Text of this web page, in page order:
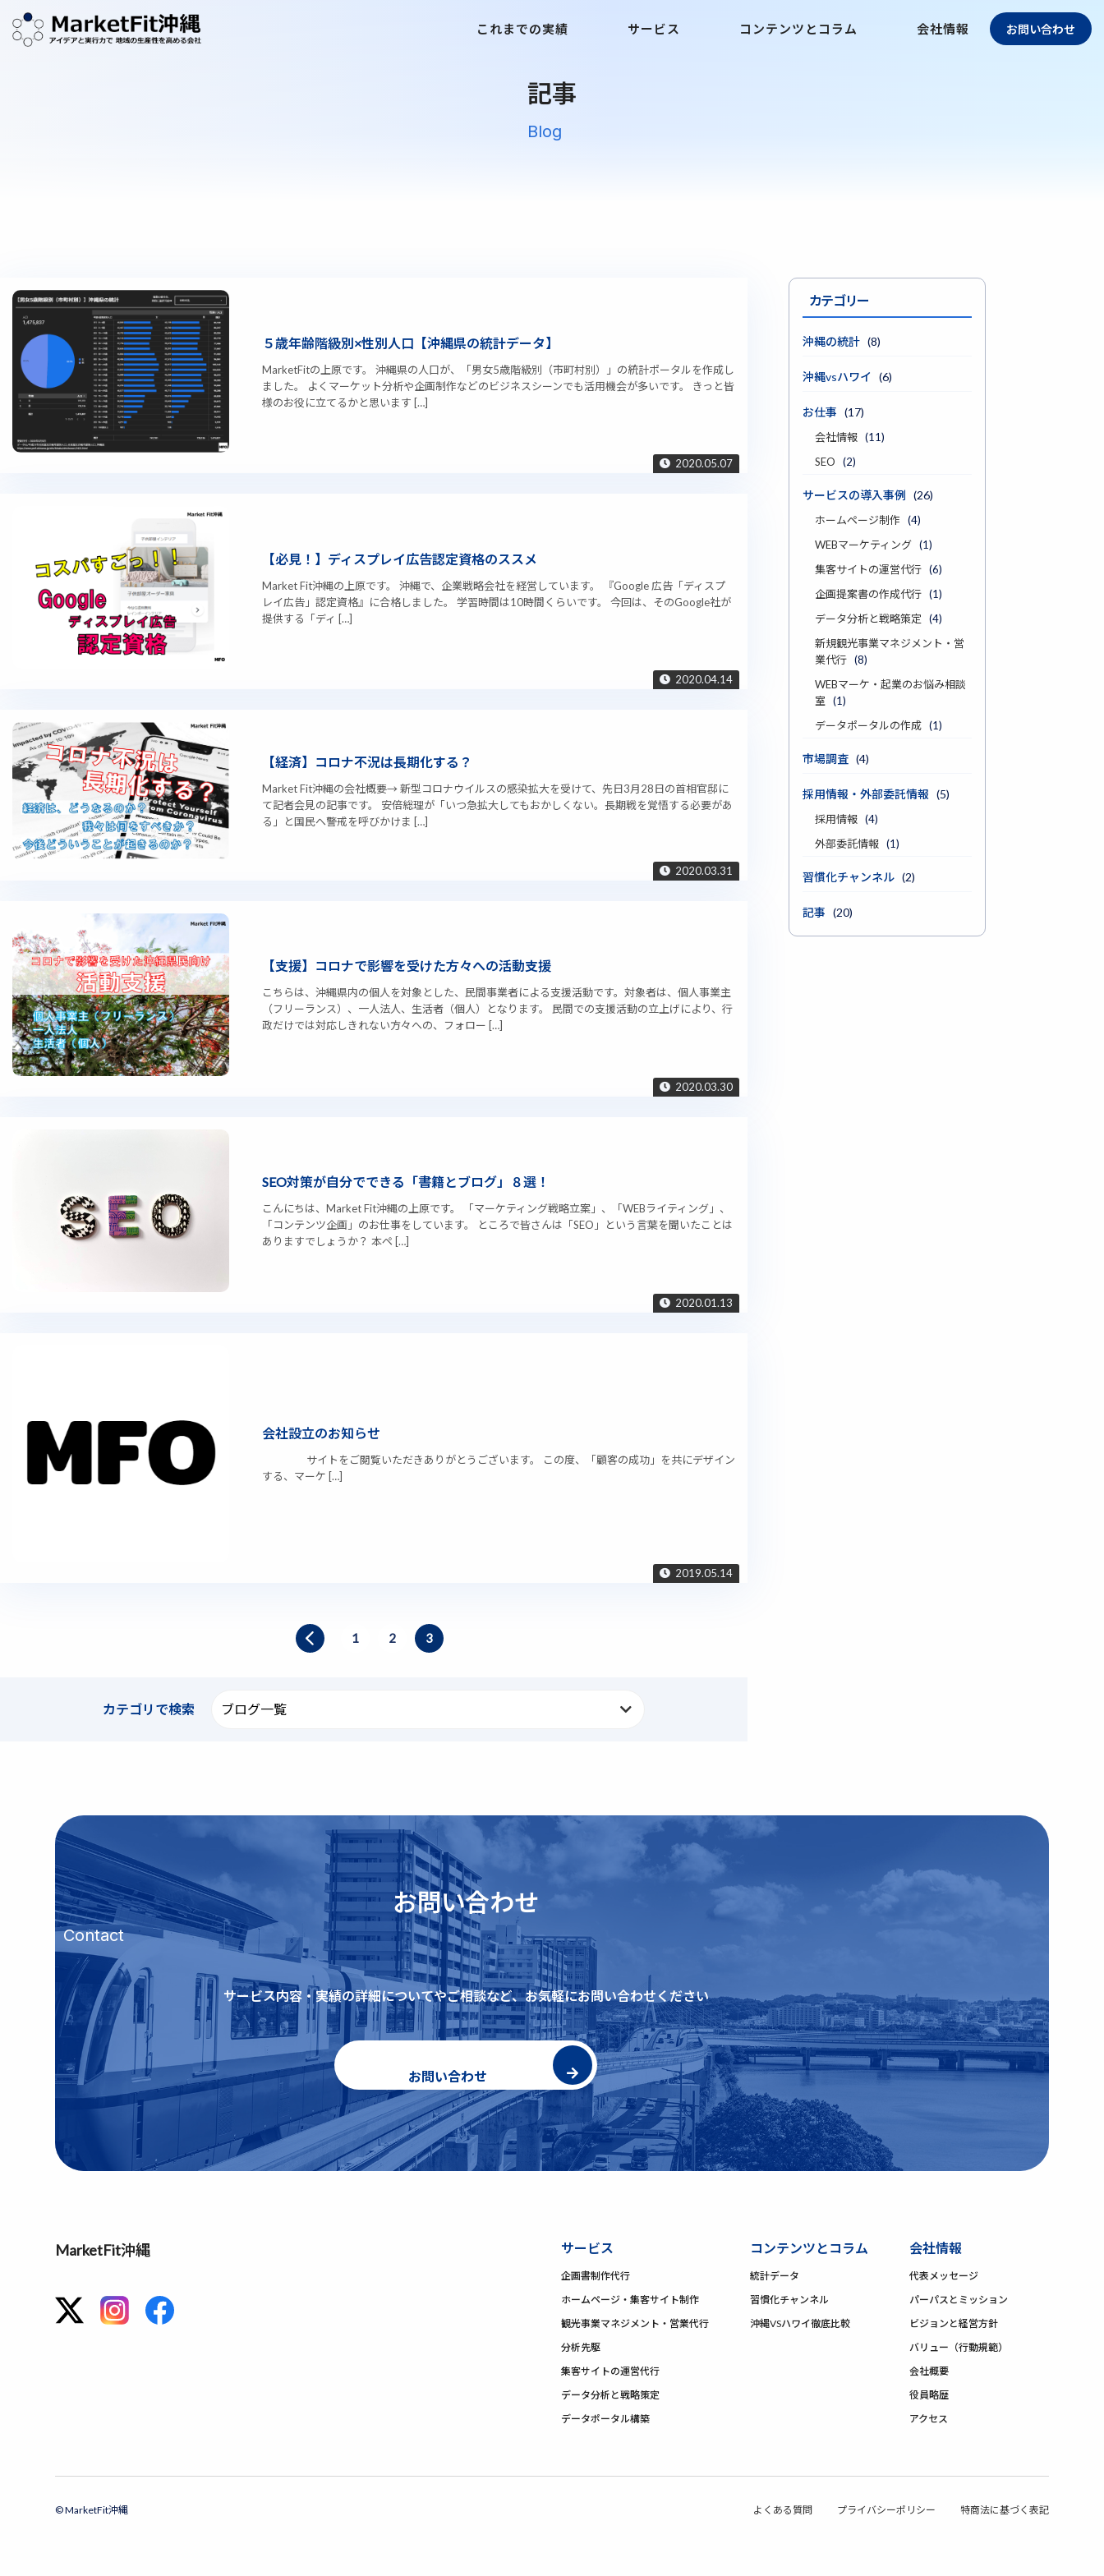
これまでの実績 サービス コンテンツとコラム 会社情報 お問い合わせ
記事
Blog
2020.05.07
５歳年齢階級別×性別人口【沖縄県の統計データ】
MarketFitの上原です。 沖縄県の人口が、「男女5歳階級別（市町村別）」の統計ポータルを作成し
ました。 よくマーケット分析や企画制作などのビジネスシーンでも活用機会が多いです。 きっと皆
様のお役に立てるかと思います […]
2020.04.14
【必見！】ディスプレイ広告認定資格のススメ
Market Fit沖縄の上原です。 沖縄で、企業戦略会社を経営しています。 『Google 広告「ディスプ
レイ広告」認定資格』に合格しました。 学習時間は10時間くらいです。 今回は、そのGoogle社が
提供する「ディ […]
2020.03.31
【経済】コロナ不況は長期化する？
Market Fit沖縄の会社概要→ 新型コロナウイルスの感染拡大を受けて、先日3月28日の首相官邸に
て記者会見の記事です。 安倍総理が「いつ急拡大してもおかしくない。長期戦を覚悟する必要があ
る」と国民へ警戒を呼びかけま […]
2020.03.30
【支援】コロナで影響を受けた方々への活動支援
こちらは、沖縄県内の個人を対象とした、民間事業者による支援活動です。対象者は、個人事業主
（フリーランス）、一人法人、生活者（個人）となります。 民間での支援活動の立上げにより、行
政だけでは対応しきれない方々への、フォロー […]
2020.01.13
SEO対策が自分でできる「書籍とブログ」８選！
こんにちは、Market Fit沖縄の上原です。 「マーケティング戦略立案」、「WEBライティング」、
「コンテンツ企画」のお仕事をしています。 ところで皆さんは「SEO」という言葉を聞いたことは
ありますでしょうか？ 本ペ […]
2019.05.14
会社設立のお知らせ
サイトをご閲覧いただきありがとうございます。 この度、「顧客の成功」を共にデザイン
する、マーケ […]
1 2 3
カテゴリで検索
カテゴリー
沖縄の統計 (8)
沖縄vsハワイ (6)
お仕事 (17)
会社情報 (11)
SEO
(2)
サービスの導入事例 (26)
ホームページ制作
(4)
WEBマーケティング (1)
集客サイトの運営代行 (6)
企画提案書の作成代行 (1)
データ分析と戦略策定
(4)
新規観光事業マネジメント・営
業代行 (8)
WEBマーケ・起業のお悩み相談
室
(1)
データポータルの作成 (1)
市場調査 (4)
採用情報・外部委託情報 (5)
採用情報 (4)
外部委託情報 (1)
習慣化チャンネル (2)
記事 (20)
お問い合わせ
Contact
サービス内容・実績の詳細についてやご相談など、お気軽にお問い合わせください
お問い合わせ
MarketFit沖縄 サービス
企画書制作代行
ホームページ・集客サイト制作
観光事業マネジメント・営業代行
分析先駆
集客サイトの運営代行
データ分析と戦略策定
データポータル構築
コンテンツとコラム
統計データ
習慣化チャンネル
沖縄VSハワイ徹底比較
会社情報
代表メッセージ
パーパスとミッション
ビジョンと経営方針
バリュー（行動規範）
会社概要
役員略歴
アクセス
© MarketFit沖縄 よくある質問 プライバシーポリシー 特商法に基づく表記